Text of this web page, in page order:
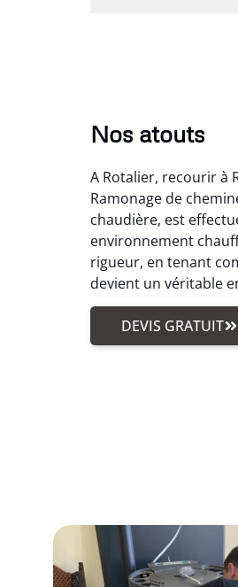
Nos atouts
A Rotalier, recourir à
Ramonage de
chaudière, est
environnement
rigueur, en tenant
devient un véritable
DEVIS GRATUIT